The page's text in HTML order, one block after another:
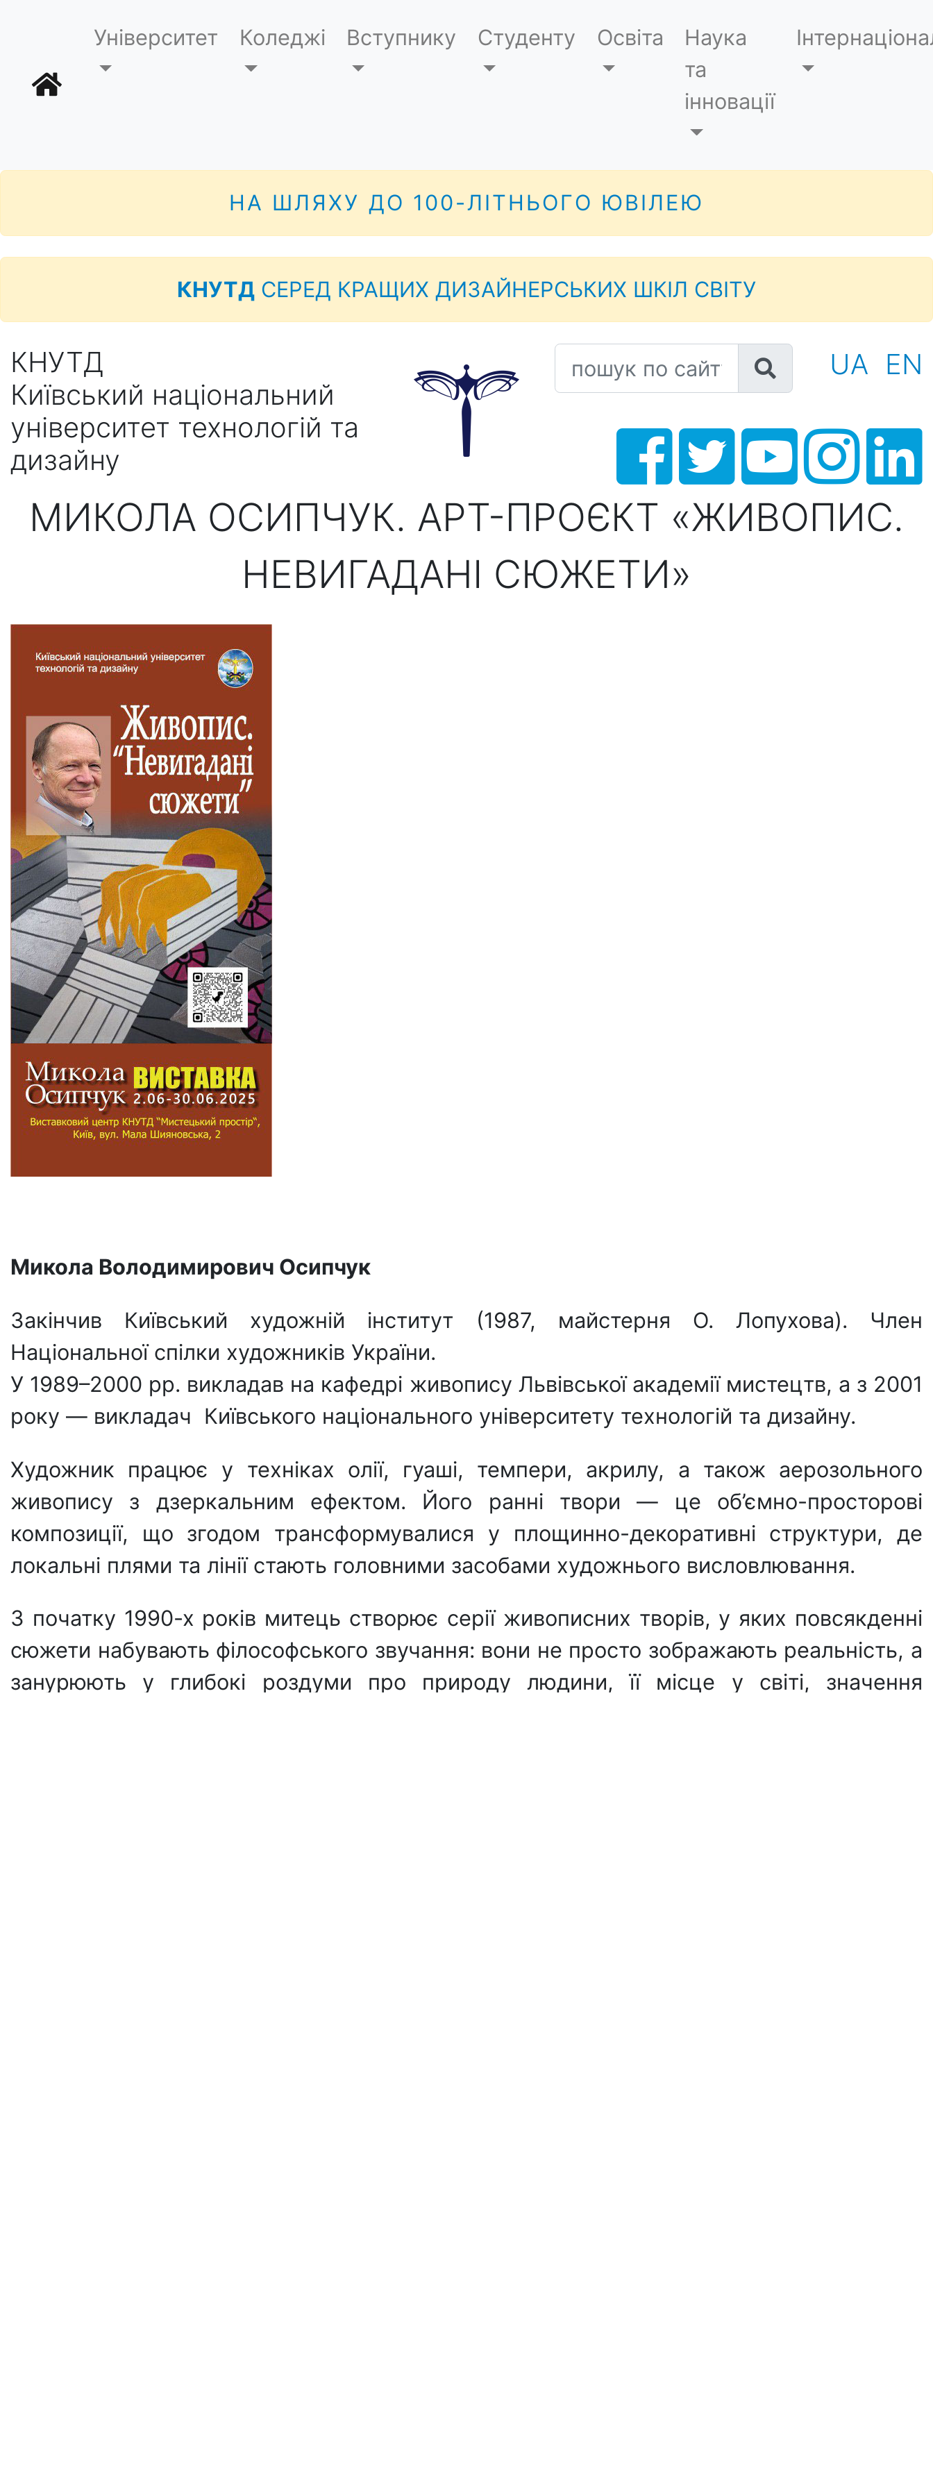
Університет Коледжі Вступнику Студенту Освіта
Наука
та
інновації
НА ШЛЯХУ ДО 100-ЛІТНЬОГО ЮВІЛЕЮ
КНУТД СЕРЕД КРАЩИХ ДИЗАЙНЕРСЬКИХ ШКІЛ СВІТУ
КНУТД
Київський національний
університет технологій та
дизайну
пошук по сайту UA EN
МИКОЛА ОСИПЧУК. АРТ-ПРОЄКТ «ЖИВОПИС.
НЕВИГАДАНІ СЮЖЕТИ»
Микола Володимирович Осипчук
Закінчив Київський художній інститут (1987, майстерня О. Лопухова). Член
Національної спілки художників України.
У 1989–2000 рр. викладав на кафедрі живопису Львівської академії мистецтв, а з 2001
року — викладач Київського національного університету технологій та дизайну.
Художник працює у техніках олії, гуаші, темпери, акрилу, а також аерозольного
живопису з дзеркальним ефектом. Його ранні твори — це об’ємно-просторові
композиції, що згодом трансформувалися у площинно-декоративні структури, де
локальні плями та лінії стають головними засобами художнього висловлювання.
З початку 1990-х років митець створює серії живописних творів, у яких повсякденні
сюжети набувають філософського звучання: вони не просто зображають реальність, а
занурюють у глибокі роздуми про природу людини, її місце у світі, значення